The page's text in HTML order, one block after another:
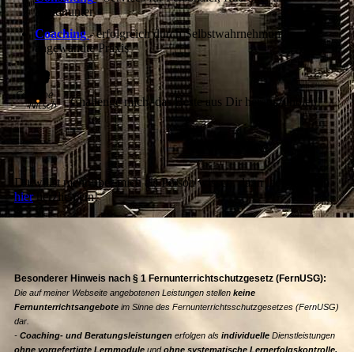
Headhunter
Coaching- erfolgreich durch Selbstwahrnehmung und
angewandte Praxis
Challenge mich, das Beste aus Dir herauszuholen!
Du willst mehr über mich als Person wissen, dann lade ich dich
hierherzlich ein!
Besonderer Hinweis nach § 1 Fernunterrichtschutzgesetz (FernUSG):
Die auf meiner Webseite angebotenen Leistungen stellen keine
Fernunterrichtsangeboteim Sinne des Fernunterrichtsschutzgesetzes (FernUSG)
dar.
- Coaching- und Beratungsleistungenerfolgen als individuelleDienstleistungen
ohne vorgefertigte Lernmodule undohne systematische Lernerfolgskontrolle.